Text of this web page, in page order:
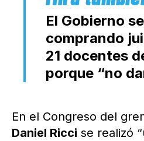
El Gobierno
comprando
21 docentes
porque “no
En el Congreso del
Daniel Ricci se realizó